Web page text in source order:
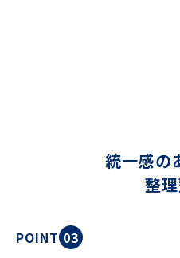
統一感の
整
POINT